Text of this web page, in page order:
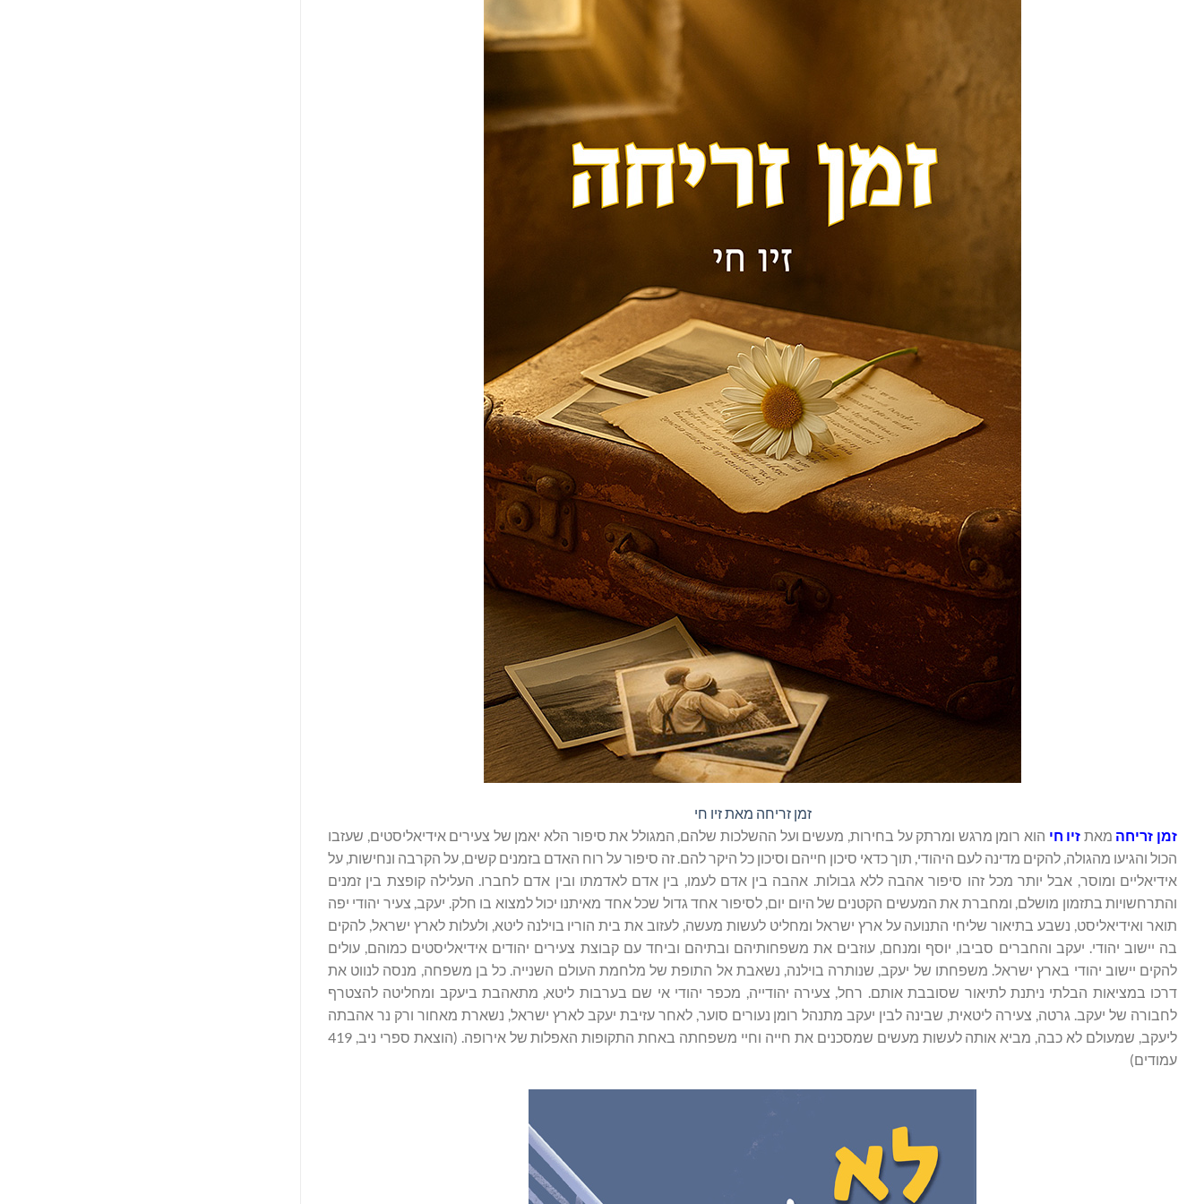
זמן זריחה מאת זיו חי
זמן זריחה מאת זיו חי הוא רומן מרגש ומרתק על בחירות, מעשים ועל ההשלכות שלהם, המגולל את סיפור הלא יאמן של צעירים אידיאליסטים, שעזבו
הכול והגיעו מהגולה, להקים מדינה לעם היהודי, תוך כדאי סיכון חייהם וסיכון כל היקר להם. זה סיפור על רוח האדם בזמנים קשים, על הקרבה ונחישות, על
אידיאליים ומוסר, אבל יותר מכל זהו סיפור אהבה ללא גבולות. אהבה בין אדם לעמו, בין אדם לאדמתו ובין אדם לחברו. העלילה קופצת בין זמנים
והתרחשויות בתזמון מושלם, ומחברת את המעשים הקטנים של היום יום, לסיפור אחד גדול שכל אחד מאיתנו יכול למצוא בו חלק. יעקב, צעיר יהודי יפה
תואר ואידיאליסט, נשבע בתיאור שליחי התנועה על ארץ ישראל ומחליט לעשות מעשה, לעזוב את בית הוריו בוילנה ליטא, ולעלות לארץ ישראל, להקים
בה יישוב יהודי. יעקב והחברים סביבו, יוסף ומנחם, עוזבים את משפחותיהם ובתיהם וביחד עם קבוצת צעירים יהודים אידיאליסטים כמוהם, עולים
להקים יישוב יהודי בארץ ישראל. משפחתו של יעקב, שנותרה בוילנה, נשאבת אל התופת של מלחמת העולם השנייה. כל בן משפחה, מנסה לנווט את
דרכו במציאות הבלתי ניתנת לתיאור שסובבת אותם. רחל, צעירה יהודייה, מכפר יהודי אי שם בערבות ליטא, מתאהבת ביעקב ומחליטה להצטרף
לחבורה של יעקב. גרטה, צעירה ליטאית, שבינה לבין יעקב מתנהל רומן נעורים סוער, לאחר עזיבת יעקב לארץ ישראל, נשארת מאחור ורק נר אהבתה
ליעקב, שמעולם לא כבה, מביא אותה לעשות מעשים שמסכנים את חייה וחיי משפחתה באחת התקופות האפלות של אירופה. (הוצאת ספרי ניב, 419
עמודים)